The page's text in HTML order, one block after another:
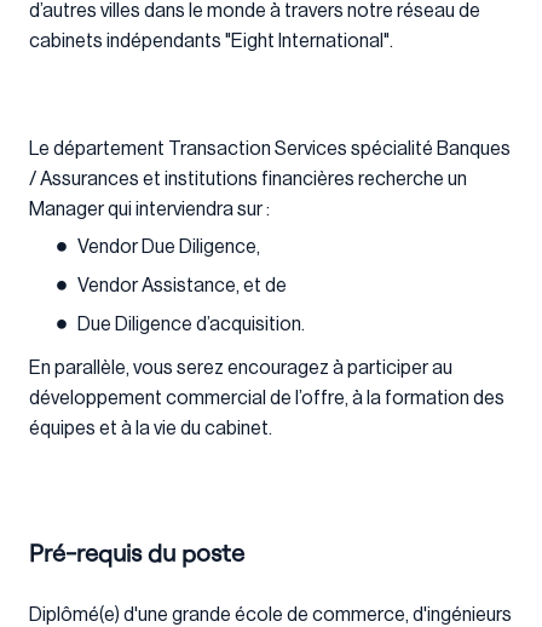
d’autres villes dans le monde à travers notre réseau de
cabinets indépendants "Eight International".
Le département Transaction Services spécialité Banques
/ Assurances et institutions financières recherche un
Manager qui interviendra sur :
Vendor Due Diligence,
Vendor Assistance, et de
Due Diligence d’acquisition.
En parallèle, vous serez encouragez à participer au
développement commercial de l’offre, à la formation des
équipes et à la vie du cabinet.
Pré-requis du poste
Diplômé(e) d'une grande école de commerce, d'ingénieurs